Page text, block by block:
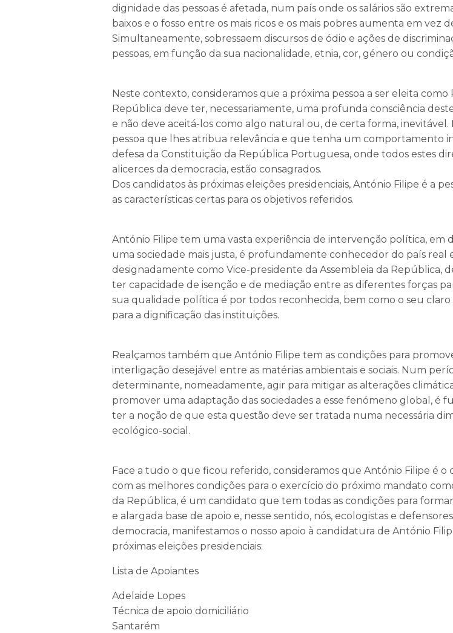
dignidade das pessoas é afetada, num país onde os salários são
baixos e o fosso entre os mais ricos e os mais pobres aumenta em vez
Simultaneamente, sobressaem discursos de ódio e ações de
pessoas, em função da sua nacionalidade, etnia, cor, género ou
Neste contexto, consideramos que a próxima pessoa a ser eleita como
República deve ter, necessariamente, uma profunda consciência
e não deve aceitá-los como algo natural ou, de certa forma, inevitável.
pessoa que lhes atribua relevância e que tenha um comportamento
defesa da Constituição da República Portuguesa, onde todos estes
alicerces da democracia, estão consagrados.
Dos candidatos às próximas eleições presidenciais, António Filipe é a
as características certas para os objetivos referidos.
António Filipe tem uma vasta experiência de intervenção política, em
uma sociedade mais justa, é profundamente conhecedor do país real
designadamente como Vice-presidente da Assembleia da República,
ter capacidade de isenção e de mediação entre as diferentes forças
sua qualidade política é por todos reconhecida, bem como o seu
para a dignificação das instituições.
Realçamos também que António Filipe tem as condições para
interligação desejável entre as matérias ambientais e sociais. Num
determinante, nomeadamente, agir para mitigar as alterações
promover uma adaptação das sociedades a esse fenómeno global, é
ter a noção de que esta questão deve ser tratada numa necessária
ecológico-social.
Face a tudo o que ficou referido, consideramos que António Filipe é o
com as melhores condições para o exercício do próximo mandato
da República, é um candidato que tem todas as condições para
e alargada base de apoio e, nesse sentido, nós, ecologistas e
democracia, manifestamos o nosso apoio à candidatura de António
próximas eleições presidenciais:
Lista de Apoiantes
Adelaide Lopes
Técnica de apoio domiciliário
Santarém